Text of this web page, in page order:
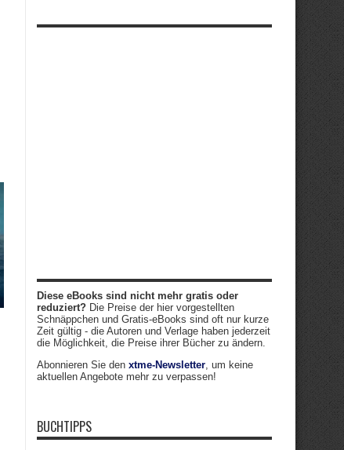
Diese eBooks sind nicht mehr gratis oder
reduziert? Die Preise der hier vorgestellten
Schnäppchen und Gratis-eBooks sind oft nur kurze
Zeit gültig - die Autoren und Verlage haben jederzeit
die Möglichkeit, die Preise ihrer Bücher zu ändern.
Abonnieren Sie den xtme-Newsletter, um keine
aktuellen Angebote mehr zu verpassen!
BUCHTIPPS